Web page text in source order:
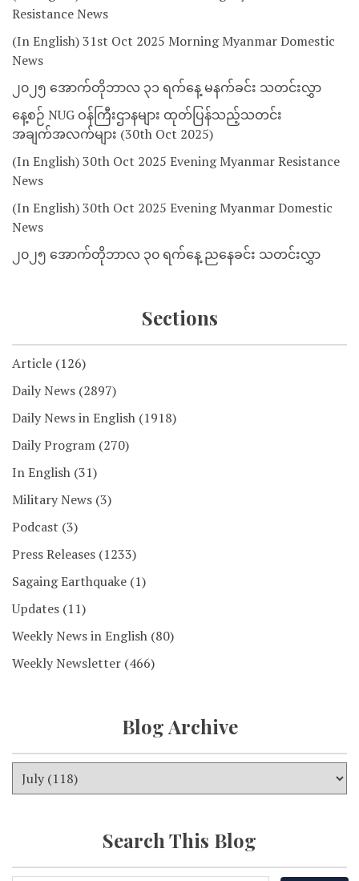
Resistance News
(In English) 31st Oct 2025 Morning Myanmar Domestic
News
၂၀၂၅ အောက်တိုဘာလ ၃၁ ရက်နေ့ မနက်ခင်း သတင်းလွှာ
နေ့စဉ် NUG ဝန်ကြီးဌာနများ ထုတ်ပြန်သည့်သတင်း
အချက်အလက်များ (30th Oct 2025)
(In English) 30th Oct 2025 Evening Myanmar Resistance
News
(In English) 30th Oct 2025 Evening Myanmar Domestic
News
၂၀၂၅ အောက်တိုဘာလ ၃၀ ရက်နေ့ ညနေခင်း သတင်းလွှာ
Sections
Article (126)
Daily News (2897)
Daily News in English (1918)
Daily Program (270)
In English (31)
Military News (3)
Podcast (3)
Press Releases (1233)
Sagaing Earthquake (1)
Updates (11)
Weekly News in English (80)
Weekly Newsletter (466)
Blog Archive
Search This Blog